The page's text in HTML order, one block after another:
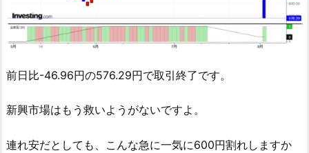
前日比-46.96円の576.29円で取引終了です。
新興市場はもう救いようがないですよ。
連れ安だとしても、こんな急に一気に600円割れしますか